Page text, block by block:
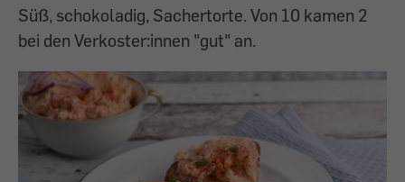
Süß, schokoladig, Sachertorte. Von 10 kamen 2
bei den Verkoster:innen "gut" an.